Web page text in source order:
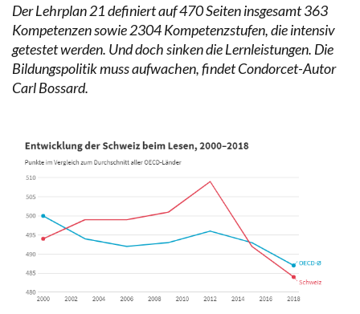
Der Lehrplan 21 definiert auf 470 Seiten insgesamt 363
Kompetenzen sowie 2304 Kompetenzstufen, die intensiv
getestet werden. Und doch sinken die Lernleistungen. Die
Bildungspolitik muss aufwachen, findet Condorcet-Autor
Carl Bossard.